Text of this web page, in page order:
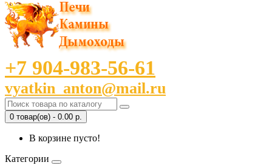
+7 904-983-56-61
vyatkin_anton@mail.ru
0 товар(ов) - 0.00 р.
В корзине пусто!
Категории